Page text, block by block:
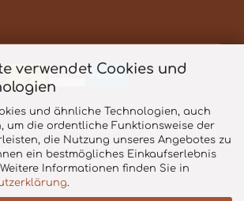
verwendet Cookies und
und ähnliche Technologien, auch
um die ordentliche Funktionsweise der
die Nutzung unseres Angebotes zu
ein bestmögliches Einkaufserlebnis
Informationen finden Sie in
.
sich inklusive der gesetzlichen
zzgl.Versandkostensoweit nicht
anders gekennzeichnet.